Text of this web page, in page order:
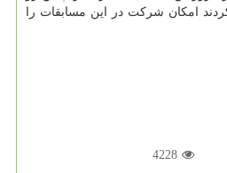
امكان شركت در این مسابقات را
4228